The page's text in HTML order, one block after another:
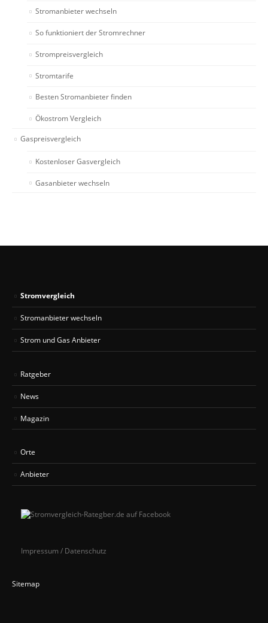
Stromanbieter wechseln
So funktioniert der Stromrechner
Strompreisvergleich
Stromtarife
Besten Stromanbieter finden
Ökostrom Vergleich
Gaspreisvergleich
Kostenloser Gasvergleich
Gasanbieter wechseln
Stromvergleich
Stromanbieter wechseln
Strom und Gas Anbieter
Ratgeber
News
Magazin
Orte
Anbieter
Impressum / Datenschutz
Sitemap